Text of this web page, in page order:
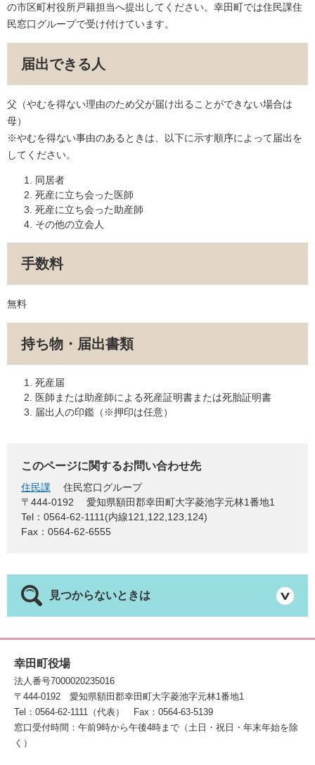
の市区町村役所戸籍担当へ提出してください。幸田町では住民課住
民窓口グループで受け付けています。
届出できる人
父（やむを得ない理由のため父が届け出ることができない場合は
母）
※やむを得ない事由のあるときは、以下に示す順序によって届出を
してください。
同居者
死産に立ち会った医師
死産に立ち会った助産師
その他の立会人
手数料
無料
持ち物・届出書類
死産届
医師または助産師による死産証明書または死胎証明書
届出人の印鑑（※押印は任意）
このページに関するお問い合わせ先
住民課
住民窓口グループ
〒444-0192
愛知県額田郡幸田町大字菱池字元林1番地1
Tel：0564-62-1111(内線121,122,123,124)
Fax：0564-62-6555
見つからないときは
幸田町役場
法人番号7000020235016
〒444-0192
愛知県額田郡幸田町大字菱池字元林1番地1
Tel：0564-62-1111（代表）
Fax：0564-63-5139
窓口受付時間：午前9時から午後4時まで（土日・祝日・年末年始を除
く）